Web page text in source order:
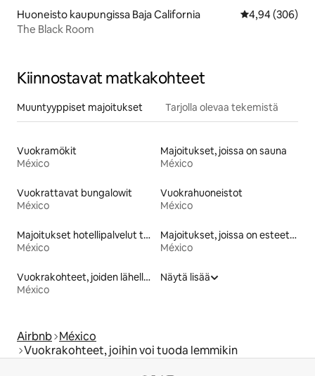
Huoneisto kaupungissa Baja California
4,94 (306)
The Black Room
Kiinnostavat matkakohteet
Muuntyyppiset majoitukset Tarjolla olevaa tekemistä
Vuokramökit
México
Majoitukset, joissa on sauna
México
Vuokrattavat bungalowit
México
Vuokrahuoneistot
México
Majoitukset hotellipalvelut tarjoavissa huoneistoissa
México
Majoitukset, joissa on esteetön wc
México
Vuokrakohteet, joiden lähellä on rinne tai latu
México
Näytä lisää
Airbnb México
Vuokrakohteet, joihin voi tuoda lemmikin